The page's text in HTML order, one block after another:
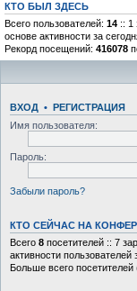
КТО БЫЛ ЗДЕСЬ
Всего пользователей: 14 :: 1
основе активности за
Рекорд посещений: 416078
ВХОД • РЕГИСТРАЦИЯ
Имя пользователя:
Пароль:
Забыли пароль?
КТО СЕЙЧАС НА
Всего 8 посетителей :: 7
активности
Больше всего посетителей